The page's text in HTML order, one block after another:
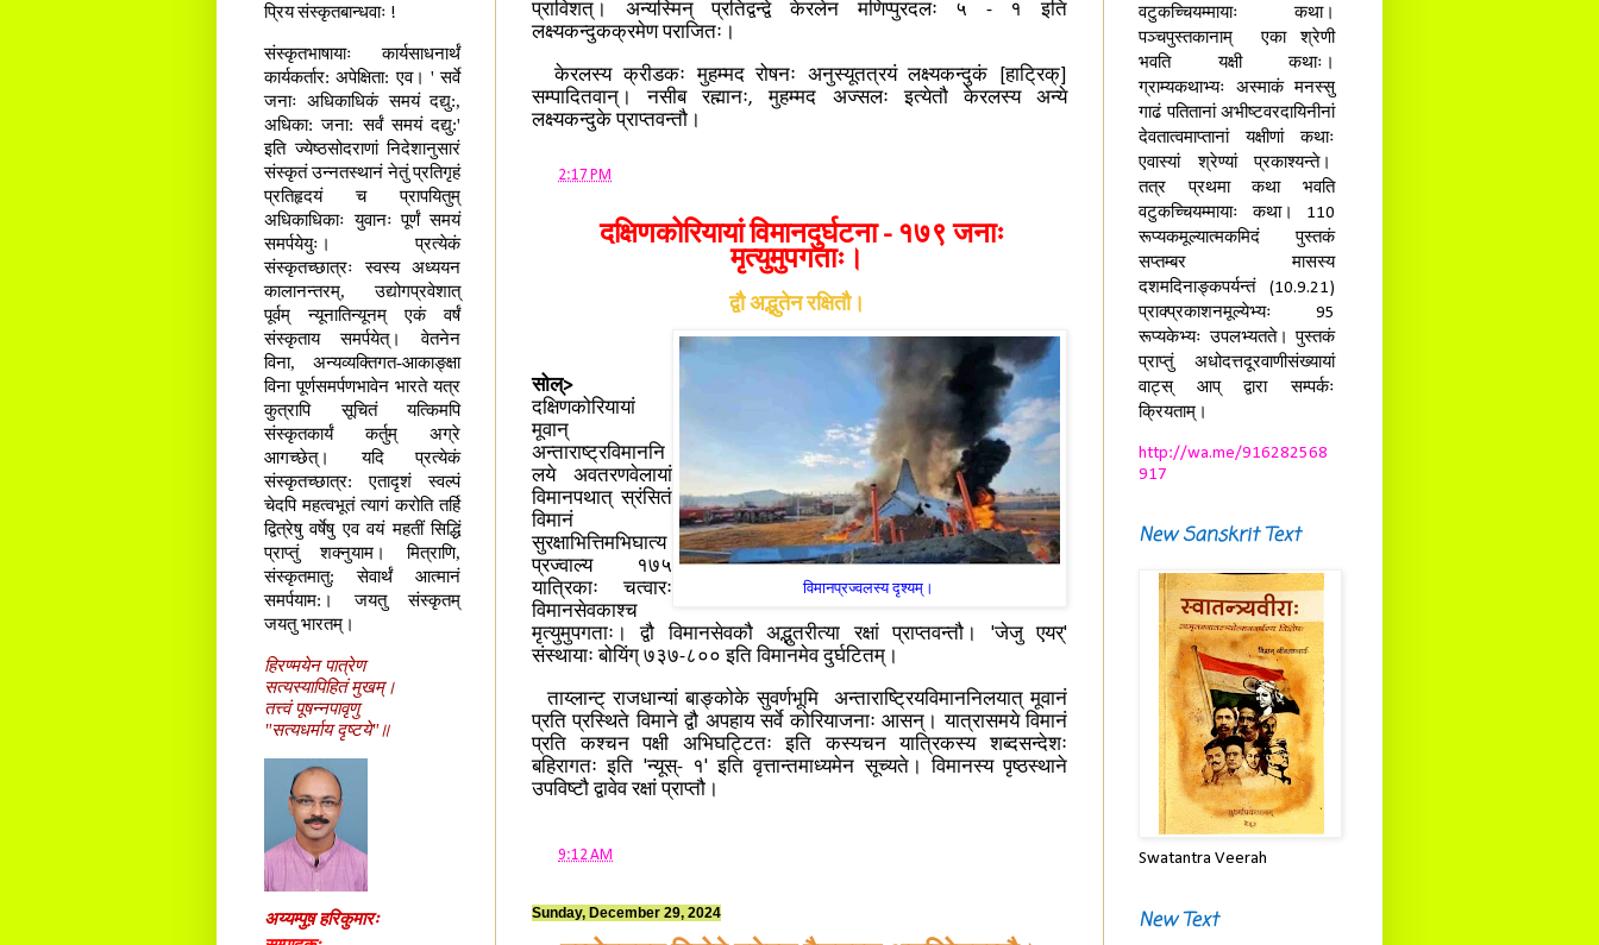
प्राविशत्। अन्यस्मिन् प्रतिद्वन्द्वे केरलेन मणिप्पुरदलः ५ - १ इति
लक्ष्यकन्दुकक्रमेण पराजितः।
केरलस्य क्रीडकः मुहम्मद रोषनः अनुस्यूतत्रयं लक्ष्यकन्दुकं [हाट्रिक्]
सम्पादितवान्। नसीब रह्मानः, मुहम्मद अज्सलः इत्येतौ केरलस्य अन्ये
लक्ष्यकन्दुके प्राप्तवन्तौ।
2:17 PM
दक्षिणकोरियायां विमानदुर्घटना - १७९ जनाः
मृत्युमुपगताः।
द्वौ अद्भुतेन रक्षितौ।
विमानप्रज्वलस्य दृश्यम्।
सोल्>
दक्षिणकोरियायां
मूवान्
अन्ताराष्ट्रविमाननि
लये अवतरणवेलायां
विमानपथात् स्रंसितं
विमानं
सुरक्षाभित्तिमभिघात्य
प्रज्वाल्य १७५
यात्रिकाः चत्वारः
विमानसेवकाश्च
मृत्युमुपगताः। द्वौ विमानसेवकौ अद्भुतरीत्या रक्षां प्राप्तवन्तौ। 'जेजु एयर्'
संस्थायाः बोयिंग् ७३७-८०० इति विमानमेव दुर्घटितम्।
ताय्लान्ट् राजधान्यां बाङ्कोके सुवर्णभूमि अन्ताराष्ट्रियविमाननिलयात् मूवानं
प्रति प्रस्थिते विमाने द्वौ अपहाय सर्वे कोरियाजनाः आसन्। यात्रासमये विमानं
प्रति कश्चन पक्षी अभिघट्टितः इति कस्यचन यात्रिकस्य शब्दसन्देशः
बहिरागतः इति 'न्यूस्- १' इति वृत्तान्तमाध्यमेन सूच्यते। विमानस्य पृष्ठस्थाने
उपविष्टौ द्वावेव रक्षां प्राप्तौ।
9:12 AM
Sunday, December 29, 2024
प्रिय संस्कृतबान्धवाः !
संस्कृतभाषायाः कार्यसाधनार्थं
कार्यकर्तार: अपेक्षिता: एव। ' सर्वे
जनाः अधिकाधिकं समयं दद्यु:,
अधिका: जना: सर्वं समयं दद्यु:'
इति ज्येष्ठसोदराणां निदेशानुसारं
संस्कृतं उन्नतस्थानं नेतुं प्रतिगृहं
प्रतिहृदयं च प्रापयितुम्
अधिकाधिकाः युवानः पूर्णं समयं
समर्पयेयुः। प्रत्येकं
संस्कृतच्छात्रः स्वस्य अध्ययन
कालानन्तरम्, उद्योगप्रवेशात्
पूर्वम् न्यूनातिन्यूनम् एकं वर्षं
संस्कृताय समर्पयेत्। वेतनेन
विना, अन्यव्यक्तिगत-आकाङ्क्षा
विना पूर्णसमर्पणभावेन भारते यत्र
कुत्रापि सूचितं यत्किमपि
संस्कृतकार्यं कर्तुम् अग्रे
आगच्छेत्। यदि प्रत्येकं
संस्कृतच्छात्र: एतादृशं स्वल्पं
चेदपि महत्वभूतं त्यागं करोति तर्हि
द्वित्रेषु वर्षेषु एव वयं महतीं सिद्धिं
प्राप्तुं शक्नुयाम। मित्राणि,
संस्कृतमातु: सेवार्थं आत्मानं
समर्पयाम:। जयतु संस्कृतम्
जयतु भारतम्।
हिरण्मयेन पात्रेण
सत्यस्यापिहितं मुखम्।
तत्त्वं पूषन्नपावृणु
"सत्यधर्माय दृष्टये"॥
अय्यम्पुष़ हरिकुमारः
वटुकच्चियम्मायाः कथा।
पञ्चपुस्तकानाम् एका श्रेणी
भवति यक्षी कथाः।
ग्राम्यकथाभ्यः अस्माकं मनस्सु
गाढं पतितानां अभीष्टवरदायिनीनां
देवतात्वमाप्तानां यक्षीणां कथाः
एवास्यां श्रेण्यां प्रकाश्यन्ते।
तत्र प्रथमा कथा भवति
वटुकच्चियम्मायाः कथा। 110
रूप्यकमूल्यात्मकमिदं पुस्तकं
सप्तम्बर मासस्य
दशमदिनाङ्कपर्यन्तं (10.9.21)
प्राक्प्रकाशनमूल्येभ्यः 95
रूप्यकेभ्यः उपलभ्यतते। पुस्तकं
प्राप्तुं अधोदत्तदूरवाणीसंख्यायां
वाट्स् आप् द्वारा सम्पर्कः
क्रियताम्।
http://wa.me/916282568
917
New Sanskrit Text
Swatantra Veerah
New Text